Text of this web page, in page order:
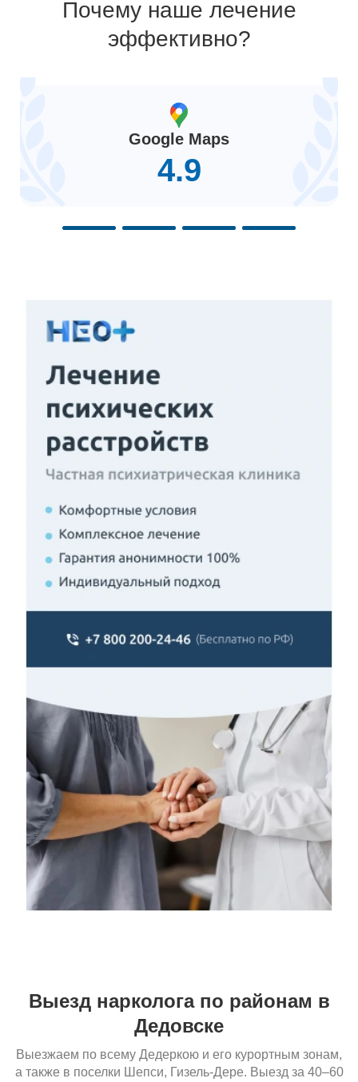
Почему наше лечение
эффективно?
Google Maps
4.9
Выезд нарколога по районам в
Дедовске
Выезжаем по всему Дедеркою и его курортным зонам,
а также в поселки Шепси, Гизель-Дере. Выезд за 40–60